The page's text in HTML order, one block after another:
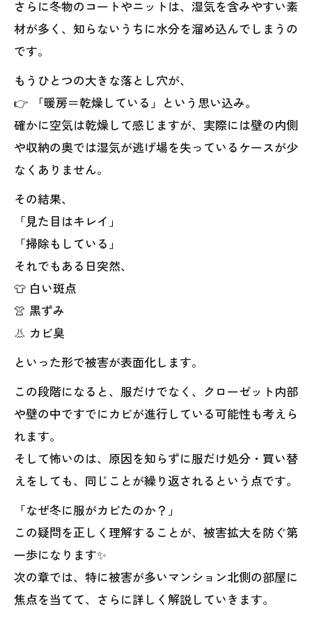
さらに冬物のコートやニットは、湿気を含みやすい素
材が多く、知らないうちに水分を溜め込んでしまうの
です。
もうひとつの大きな落とし穴が、
👉 「暖房＝乾燥している」という思い込み。
確かに空気は乾燥して感じますが、実際には壁の内側
や収納の奥では湿気が逃げ場を失っているケースが少
なくありません。
その結果、
「見た目はキレイ」
「掃除もしている」
それでもある日突然、
👕 白い斑点
👚 黒ずみ
👃 カビ臭
といった形で被害が表面化します。
この段階になると、服だけでなく、クローゼット内部
や壁の中ですでにカビが進行している可能性も考えら
れます。
そして怖いのは、原因を知らずに服だけ処分・買い替
えをしても、同じことが繰り返されるという点です。
「なぜ冬に服がカビたのか？」
この疑問を正しく理解することが、被害拡大を防ぐ第
一歩になります✨
次の章では、特に被害が多いマンション北側の部屋に
焦点を当てて、さらに詳しく解説していきます。